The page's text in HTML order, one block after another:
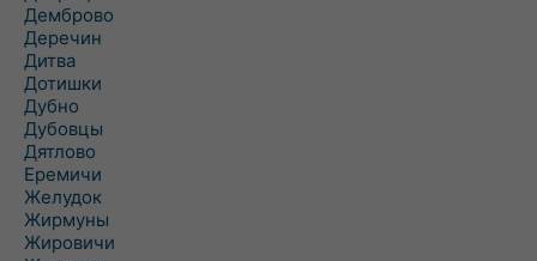
Демброво
Деречин
Дитва
Дотишки
Дубно
Дубовцы
Дятлово
Еремичи
Желудок
Жирмуны
Жировичи